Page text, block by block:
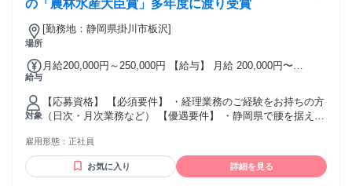
の「農林水産大臣賞」多年度に渡り受賞
場所
[勤務地：静岡県掛川市板沢]
給与
月給200,000円～250,000円 【給与】 月給 200,000円〜
4.0ヶ月分※前年度実績 昇給実績：年1回 ※賃金はあくまでも
目安の金額であり、選考を通じて上下する可能性がありま
す。
対象
【応募資格】 【必須要件】 ・経理業務のご経験をお持ちの方
（日次・月次業務など） 【優遇要件】 ・静岡県で腰を据えて
社会保険完備 #転勤なし #車通勤OK #U・Iターン歓迎 #リモー
ト面接OK
雇用形態： 正社員
お気に入り 詳細を見る